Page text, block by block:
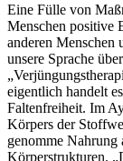
Eine Fülle von
Menschen positive
anderen Menschen
unsere Sprache
eigentlich handelt
Faltenfreiheit. Im
Körpers der
genomme
Körperstrukturen.